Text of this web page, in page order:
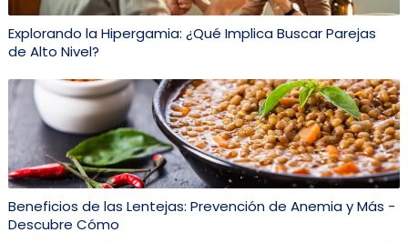
Explorando la Hipergamia: ¿Qué Implica Buscar Parejas
de Alto Nivel?
Beneficios de las Lentejas: Prevención de Anemia y Más -
Descubre Cómo